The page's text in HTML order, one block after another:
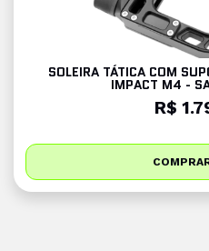
SOLEIRA TÁTICA COM
IMPACT M4 -
R$